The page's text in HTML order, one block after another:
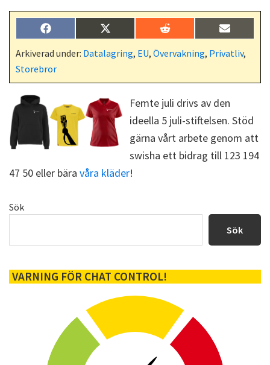
Dela
på
F
a
c
b
o
Dela
på
X
(
T
w
t
e
r
)
Dela
på
R
e
d
t
Dela
på
E
-
p
t
Arkiverad under: Datalagring, EU, Övervakning, Privatliv,
Storebror
Femte juli drivs av den
ideella 5 juli-stiftelsen. Stöd
gärna vårt arbete genom att
swisha ett bidrag till 123 194
47 50 eller bära våra kläder!
Primärt
Sök
Sök
VARNING FÖR CHAT CONTROL!